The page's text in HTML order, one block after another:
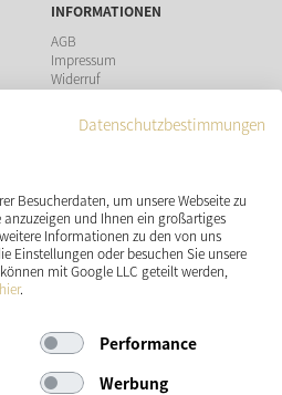
INFORMATIONEN
AGB
Impressum
Widerruf
Teilnahmebedingungen Gewinnspiel
SOCIAL MEDIA
Datenschutzbestimmungen
Besucherdaten, um unsere Webseite zu
und Ihnen ein großartiges
Informationen zu den von uns
Einstellungen oder besuchen Sie unsere
mit Google LLC geteilt werden,
hier.
Performance
Werbung